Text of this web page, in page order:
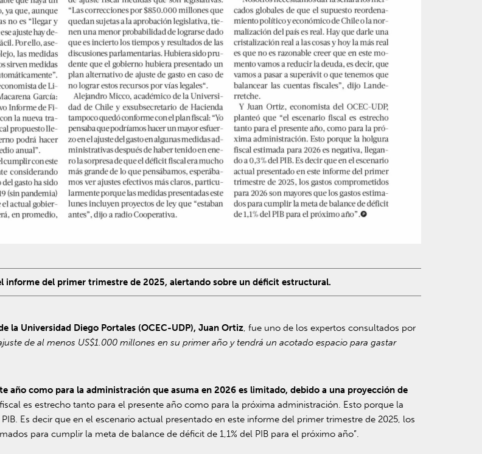
informe del primer trimestre de 2025, alertando sobre un déficit estructural.
la Universidad Diego Portales (OCEC-UDP), Juan Ortiz, fue uno de los expertos consultados por
de al menos US$1.000 millones en su primer año y tendrá un acotado espacio para gastar
año como para la administración que asuma en 2026 es limitado, debido a una proyección de
es estrecho tanto para el presente año como para la próxima administración. Esto porque la
Es decir que en el escenario actual presentado en este informe del primer trimestre de 2025, los
para cumplir la meta de balance de déficit de 1,1% del PIB para el próximo año”.